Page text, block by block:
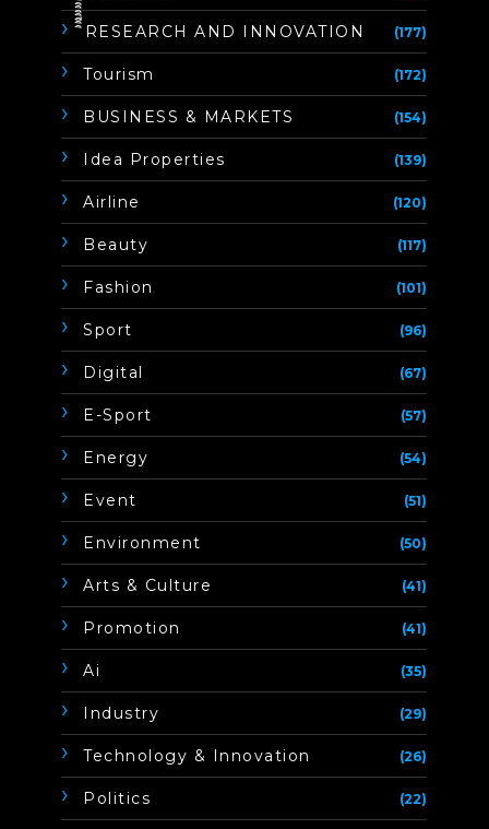
ิิีิิิิิRESEARCH AND INNOVATION (177)
Tourism (172)
BUSINESS & MARKETS (154)
Idea Properties (139)
Airline (120)
Beauty (117)
Fashion (101)
Sport (96)
Digital (67)
E-Sport (57)
Energy (54)
Event (51)
Environment (50)
Arts & Culture (41)
Promotion (41)
Ai (35)
Industry (29)
Technology & Innovation (26)
Politics (22)